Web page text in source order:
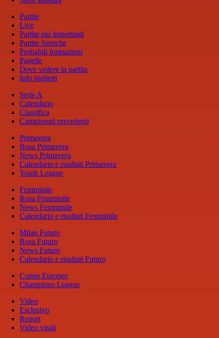
Partite
Live
Partite più importanti
Partite Storiche
Probabili formazioni
Pagelle
Dove vedere la partita
Info biglietti
Serie A
Calendario
Classifica
Campionati precedenti
Primavera
Rosa Primavera
News Primavera
Calendario e risultati Primavera
Youth League
Femminile
Rosa Femminile
News Femminile
Calendario e risultati Femminile
Milan Futuro
Rosa Futuro
News Futuro
Calendario e risultati Futuro
Coppe Europee
Champions League
Video
Esclusivo
Report
Video virali